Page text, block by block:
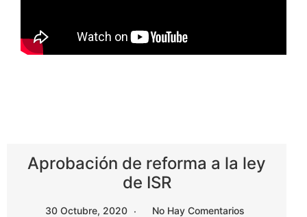
Aprobación de reforma a la ley
de ISR
30 Octubre, 2020 No Hay Comentarios